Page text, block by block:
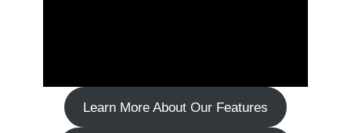
Learn More About Our Features